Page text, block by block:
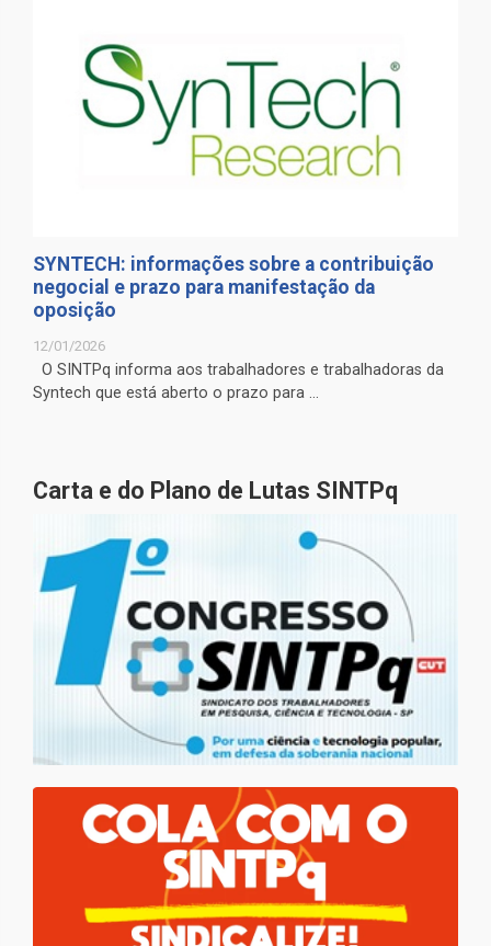
SYNTECH: informações sobre a contribuição
negocial e prazo para manifestação da
oposição
12/01/2026
O SINTPq informa aos trabalhadores e trabalhadoras da
Syntech que está aberto o prazo para ...
Carta e do Plano de Lutas SINTPq